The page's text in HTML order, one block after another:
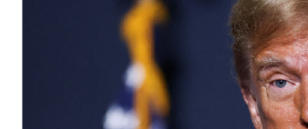
ETF
IPO